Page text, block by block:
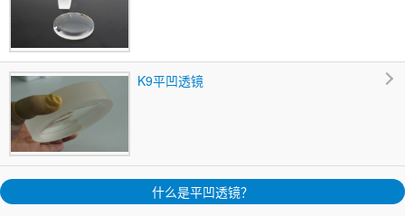
K9平凹透镜
什么是平凹透镜？